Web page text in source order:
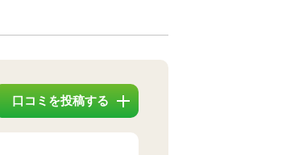
口コミを投稿する